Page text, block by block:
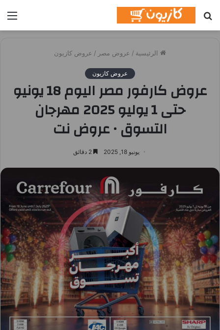
عن
الرئيسية / عروض مصر / عروض كازيون
عروض كازيون
عروض كارفور مصر اليوم 18 يونيو
حتى 1 يوليو 2025 مهرجان
التسوق • عروض نت
يونيو 18, 2025